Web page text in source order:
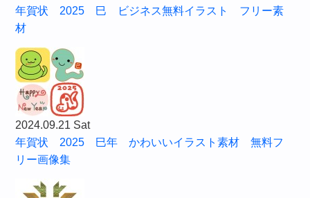
年賀状 2025 巳 ビジネス無料イラスト フリー素
材
2024.09.21 Sat
年賀状 2025 巳年 かわいいイラスト素材 無料フ
リー画像集